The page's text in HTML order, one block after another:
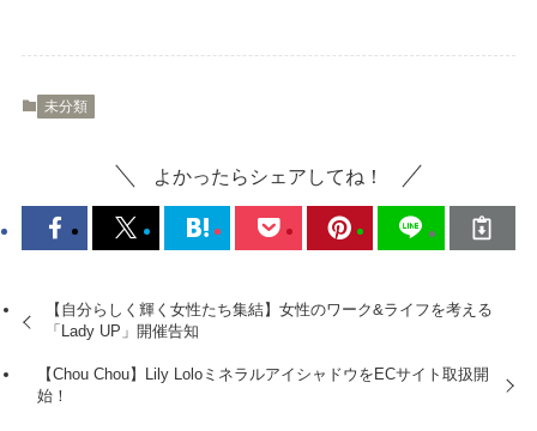
未分類
よかったらシェアしてね！
【自分らしく輝く女性たち集結】女性のワーク&ライフを考える
「Lady UP」開催告知
【Chou Chou】Lily LoloミネラルアイシャドウをECサイト取扱開
始！